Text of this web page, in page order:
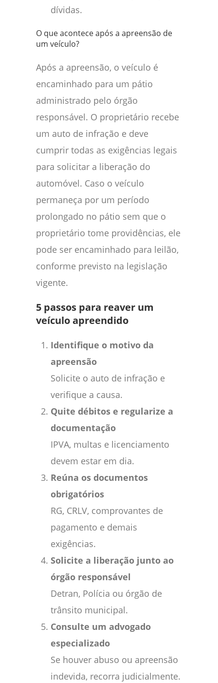
dívidas.
O que acontece após a apreensão de
um veículo?
Após a apreensão, o veículo é
encaminhado para um pátio
administrado pelo órgão
responsável. O proprietário recebe
um auto de infração e deve
cumprir todas as exigências legais
para solicitar a liberação do
automóvel. Caso o veículo
permaneça por um período
prolongado no pátio sem que o
proprietário tome providências, ele
pode ser encaminhado para leilão,
conforme previsto na legislação
vigente.
5 passos para reaver um
veículo apreendido
Identifique o motivo da
apreensão
Solicite o auto de infração e
verifique a causa.
Quite débitos e regularize a
documentação
IPVA, multas e licenciamento
devem estar em dia.
Reúna os documentos
obrigatórios
RG, CRLV, comprovantes de
pagamento e demais
exigências.
Solicite a liberação junto ao
órgão responsável
Detran, Polícia ou órgão de
trânsito municipal.
Consulte um advogado
especializado
Se houver abuso ou apreensão
indevida, recorra judicialmente.